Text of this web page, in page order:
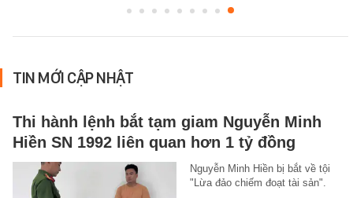
TIN MỚI CẬP NHẬT
Thi hành lệnh bắt tạm giam Nguyễn Minh
Hiền SN 1992 liên quan hơn 1 tỷ đồng
Nguyễn Minh Hiền bị bắt về tội
"Lừa đảo chiếm đoạt tài sản".